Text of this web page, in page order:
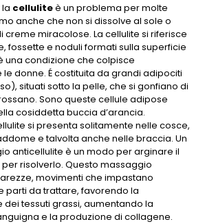
celluliteè un problema per molte
anche che non si dissolve al sole o
creme miracolose. La cellulite si riferisce
fossette e noduli formati sulla superficie
una condizione che colpisce
donne. É costituita da grandi adipociti
situati sotto la pelle, che si gonfiano di
Sono queste cellule adipose
cosiddetta buccia d’arancia.
si presenta solitamente nelle cosce,
e talvolta anche nelle braccia. Un
anticellulite è un modo per arginare il
risolverlo. Questo massaggio
movimenti che impastano
parti da trattare, favorendo la
tessuti grassi, aumentando la
e la produzione di collagene.